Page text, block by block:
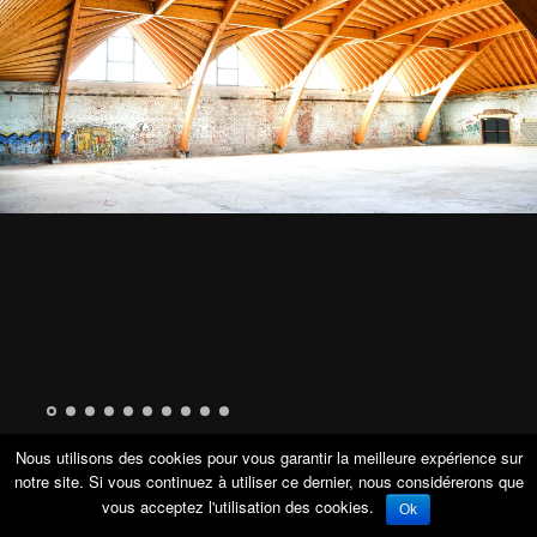
Copyright ORAES © 2017
Nous utilisons des cookies pour vous garantir la meilleure expérience sur
notre site. Si vous continuez à utiliser ce dernier, nous considérerons que
vous acceptez l'utilisation des cookies.
Ok